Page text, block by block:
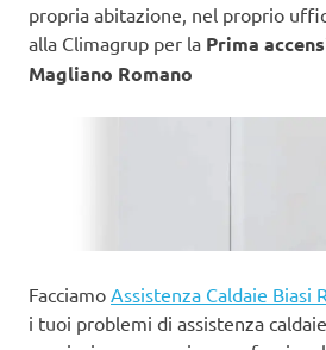
propria abitazione, nel proprio
alla Climagrup per la Prima
Magliano Romano
Facciamo Assistenza Caldaie Biasi
i tuoi problemi di assistenza